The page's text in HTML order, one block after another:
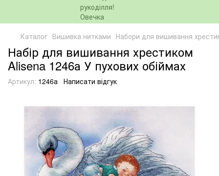
Каталог Вишивка нитками Набори для вишивання
Набір для вишивання хрестиком
Alisena 1246а У пухових обіймах
Артикул: 1246а Написати відгук